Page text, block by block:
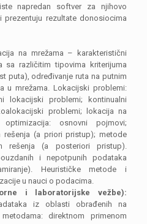
napredan softver za njihovo
prezentuju rezultate donosiocima
na mrežama – karakteristični
sa različitim tipovima kriterijuma
puta), određivanje ruta na putnim
u mrežama. Lokacijski problemi:
lokacijski problemi; kontinualni
problemi; lokacija na
optimizacija: osnovni pojmovi;
rešenja (a priori pristup); metode
rešenja (a posteriori pristup).
i nepotpunih podataka
Heurističke metode i
u nauci o podacima.
i laboratorijske vežbe):
iz oblasti obrađenih na
direktnom primenom